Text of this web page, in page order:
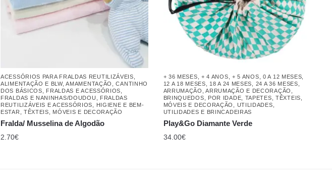
ACESSÓRIOS PARA FRALDAS REUTILIZÁVEIS
ALIMENTAÇÃO E BLW,AMAMENTAÇÃO ,CANTINHO
DOS BÁSICOS
FRALDAS E ACESSÓRIOS
FRALDAS E NANINHAS/DOUDOU
FRALDAS
REUTILIZÁVEIS E ACESSÓRIOS
HIGIENE E BEM-
ESTAR
TÊXTEIS, MÓVEIS E DECORAÇÃO
Fralda/ Musselina de Algodão
2.70€
+ 36 MESES + 4 ANOS + 5 ANOS 0 A 12 MESES
12 A 18 MESES
18 A 24 MESES 24 A 36 MESES
ARRUMAÇÃO
,ARRUMAÇÃO E DECORAÇÃO
BRINQUEDOS
POR IDADE TAPETES
TÊXTEIS,
MÓVEIS E DECORAÇÃO
UTILIDADES
UTILIDADES E BRINCADEIRAS
Play&Go Diamante Verde
34.00€